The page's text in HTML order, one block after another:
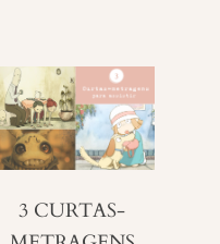
3 CURTAS-